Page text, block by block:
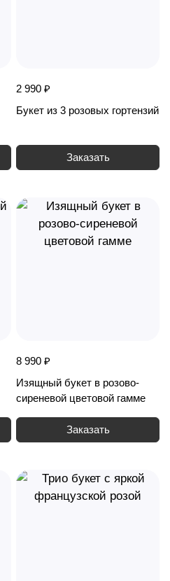
2 990 ₽
Букет из 3 розовых гортензий
Заказать
8 990 ₽
Изящный букет в розово-
сиреневой цветовой гамме
Заказать